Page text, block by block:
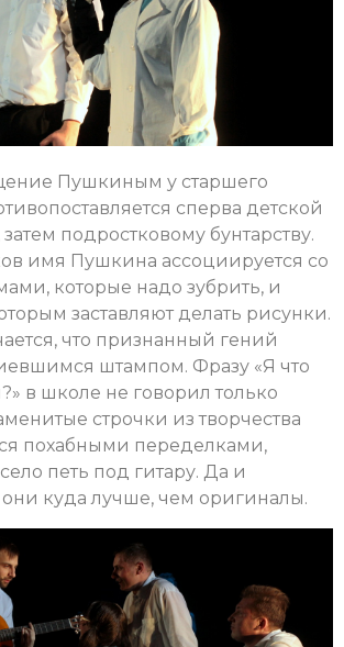
Пушкиным у старшего
сперва детской
подростковому бунтарству.
имя Пушкина ассоциируется со
которые надо зубрить, и
заставляют делать рисунки.
что признанный гений
штампом. Фразу «Я что
в школе не говорил только
строчки из творчества
похабными переделками,
петь под гитару. Да и
куда лучше, чем оригиналы.